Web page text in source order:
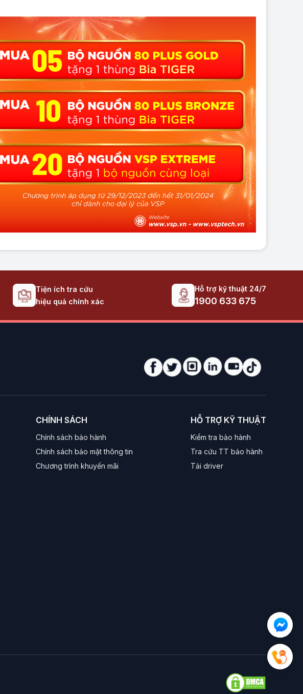
Tiện ích tra cứu
hiệu quả chính xác
Hỗ trợ kỹ thuật 24/7
1900 633 675
CHÍNH SÁCH
Chính sách bảo hành
Chính sách bảo mật thông tin
Chương trình khuyến mãi
HỖ TRỢ KỸ THUẬT
Kiểm tra bảo hành
Tra cứu TT bảo hành
Tải driver